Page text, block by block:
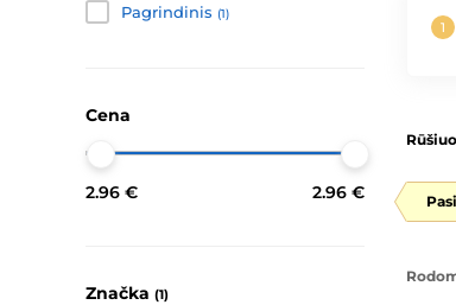
Pagrindinis (1)
Cena
2.96 € 2.96 €
Značka (1)